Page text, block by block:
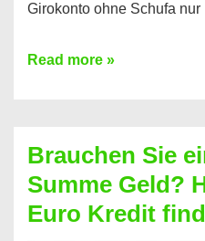
Girokonto ohne Schufa
Günstiges
Geht
das
überhaupt?
Read more »
Brauchen Sie
Summe Geld?
Euro Kredit